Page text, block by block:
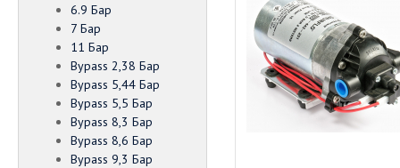
6.9 Бар
7 Бар
11 Бар
Bypass 2,38 Бар
Bypass 5,44 Бар
Bypass 5,5 Бар
Bypass 8,3 Бар
Bypass 8,6 Бар
Bypass 9,3 Бар